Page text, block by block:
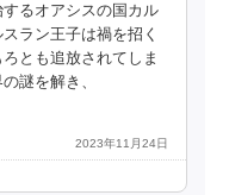
るオアシスの国カル
ラン王子は禍を招く
とも追放されてしま
謎を解き、
2023年11月24日